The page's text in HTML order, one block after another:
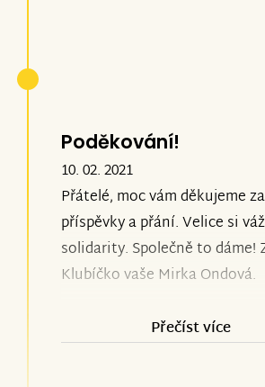
Poděkování!
10. 02. 2021
Přátelé, moc vám děkujeme
příspěvky a přání. Velice si
solidarity. Společně to dáme!
Klubíčko vaše Mirka Ondová.
Přečíst více